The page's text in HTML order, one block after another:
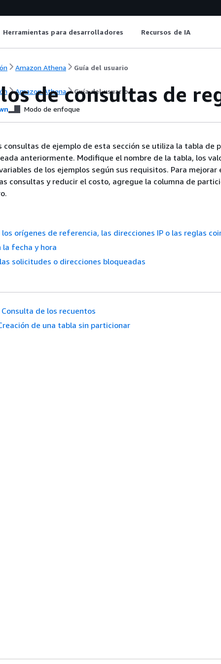
Herramientas para desarrolladores Recursos de IA
Amazon Athena Guía del usuario
Amazon Athena Guía del usuario
de consultas de
Modo de enfoque
consultas de ejemplo de esta sección se utiliza la tabla de
anteriormente. Modifique el nombre de la tabla, los
de los ejemplos según sus requisitos. Para mejorar
consultas y reducir el costo, agregue la columna de
orígenes de referencia, las direcciones IP o las reglas
la fecha y hora
solicitudes o direcciones bloqueadas
Consulta de los recuentos
de una tabla sin particionar